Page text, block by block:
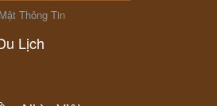
Thông Tin
Lịch